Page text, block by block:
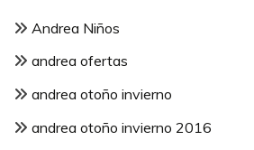
Andrea Niños
andrea ofertas
andrea otoño invierno
andrea otoño invierno 2016